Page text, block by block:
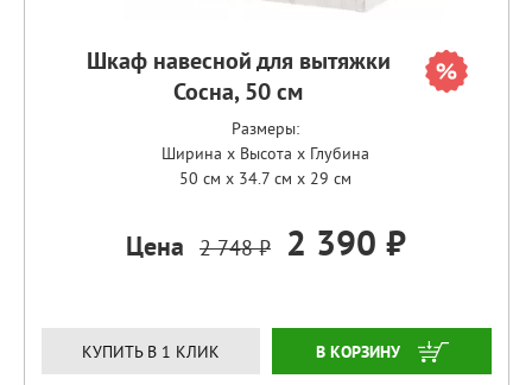
Шкаф навесной для вытяжки
Сосна, 50 см
Размеры:
Ширина x Высота x Глубина
50 см x 34.7 см x 29 см
Цена 2 748 ₽ 2 390 ₽
КУПИТЬ В 1 КЛИК ЗАКАЗАТЬ